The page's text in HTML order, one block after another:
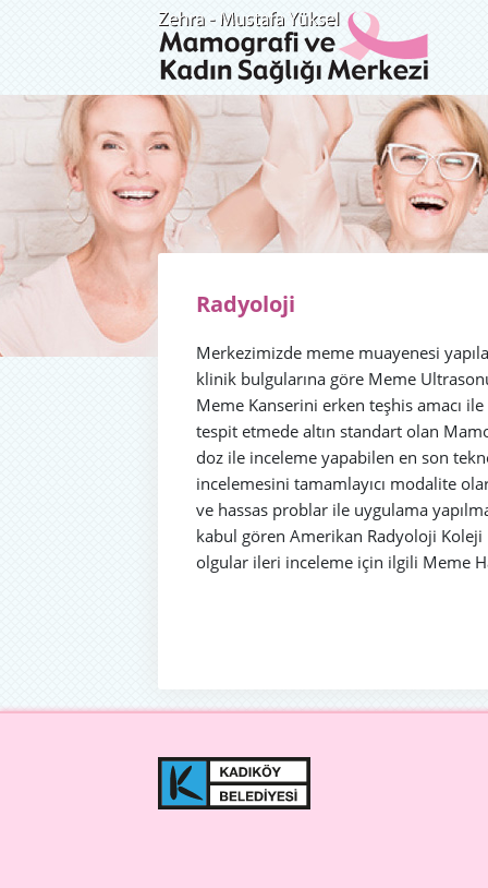
Radyoloji
Merkezimizde meme muayenesi
klinik bulgularına göre Meme
Meme Kanserini erken teşhis amacı
tespit etmede altın standart olan
doz ile inceleme yapabilen en son
incelemesini tamamlayıcı modalite
ve hassas problar ile uygulama
kabul gören Amerikan Radyoloji
olgular ileri inceleme için ilgili Meme